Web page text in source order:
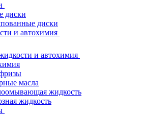
диски
диски
и автохимия
и автохимия
масла
жидкость
жидкость